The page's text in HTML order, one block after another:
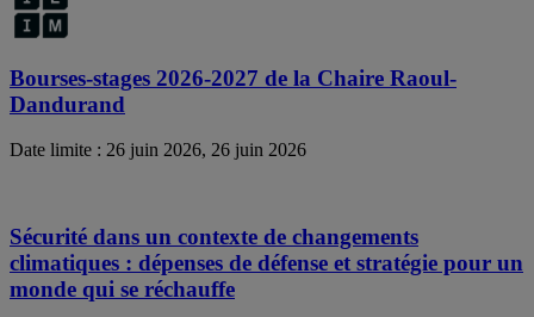
Bourses-stages 2026-2027 de la Chaire Raoul-
Dandurand
Date limite : 26 juin 2026, 26 juin 2026
Sécurité dans un contexte de changements
climatiques : dépenses de défense et stratégie pour un
monde qui se réchauffe